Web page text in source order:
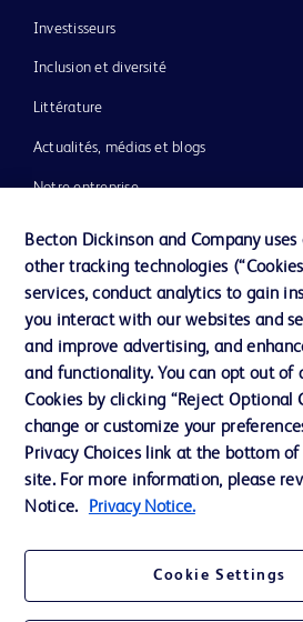
Investisseurs
Inclusion et diversité
Littérature
Actualités, médias et blogs
Notre entreprise
Assistance
Nous contacter
Préférences en matière de cookies
Confidentialité
Conditions d’utilisation
Accessibilité du site Web
Becton Dickinson and Company uses
other tracking technologies
services, conduct analytics to gain
you interact with our websites and
and improve advertising, and
and functionality. You can opt out of
Cookies by clicking “Reject Optional
change or customize your
Privacy Choices link at the bottom
site. For more information, please
Notice.
Privacy Notice.
Cookie Settings